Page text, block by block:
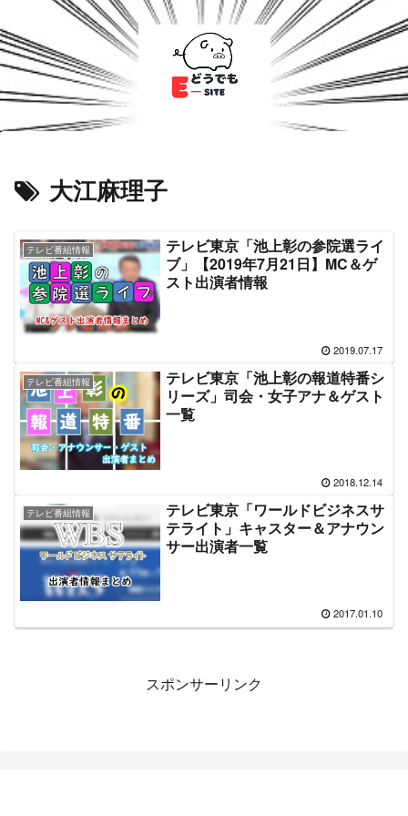
大江麻理子
テレビ番組情報
テレビ東京「池上彰の参院選ライ
ブ」【2019年7月21日】MC＆ゲ
スト出演者情報
2019.07.17
テレビ番組情報
テレビ東京「池上彰の報道特番シ
リーズ」司会・女子アナ＆ゲスト
一覧
2018.12.14
テレビ番組情報
テレビ東京「ワールドビジネスサ
テライト」キャスター＆アナウン
サー出演者一覧
2017.01.10
スポンサーリンク